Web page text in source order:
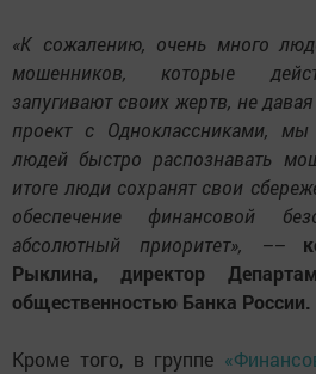
«К сожалению, очень много
мошенников, которые
запугивают своих жертв, не
проект c Одноклассниками, мы
людей быстро распознавать
итоге люди сохранят свои
обеспечение финансовой
абсолютный приоритет», ––
Рыклина, директор
общественностью Банка России.
Кроме того, в группе